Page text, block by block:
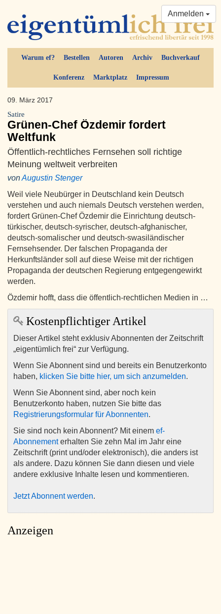
Warum ef? Bestellen Autoren Archiv Buchverkauf
Konferenz Marktplatz Impressum
Anmelden
09. März 2017
Satire
Grünen-Chef Özdemir fordert
Weltfunk
Öffentlich-rechtliches Fernsehen soll richtige
Meinung weltweit verbreiten
vonAugustin Stenger
Weil viele Neubürger in Deutschland kein Deutsch
verstehen und auch niemals Deutsch verstehen werden,
fordert Grünen-Chef Özdemir die Einrichtung deutsch-
türkischer, deutsch-syrischer, deutsch-afghanischer,
deutsch-somalischer und deutsch-swasiländischer
Fernsehsender. Der falschen Propaganda der
Herkunftsländer soll auf diese Weise mit der richtigen
Propaganda der deutschen Regierung entgegengewirkt
werden.
Özdemir hofft, dass die öffentlich-rechtlichen Medien in …
Kostenpflichtiger Artikel
Dieser Artikel steht exklusiv Abonnenten der Zeitschrift
„eigentümlich frei“ zur Verfügung.
Wenn Sie Abonnent sind und bereits ein Benutzerkonto
haben, klicken Sie bitte hier, um sich anzumelden.
Wenn Sie Abonnent sind, aber noch kein
Benutzerkonto haben, nutzen Sie bitte das
Registrierungsformular für Abonnenten.
Sie sind noch kein Abonnent? Mit einem ef-
Abonnementerhalten Sie zehn Mal im Jahr eine
Zeitschrift (print und/oder elektronisch), die anders ist
als andere. Dazu können Sie dann diesen und viele
andere exklusive Inhalte lesen und kommentieren.
Jetzt Abonnent werden.
Anzeigen